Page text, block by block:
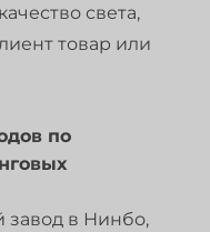
света,
товар или
по
завод в Нинбо,